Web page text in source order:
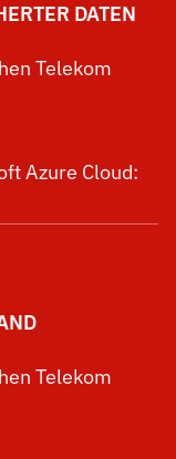
DATEN
Telekom
Azure Cloud:
Telekom